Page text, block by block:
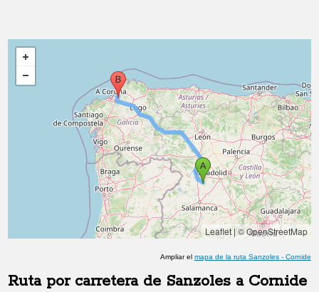
Leaflet|© OpenStreetMap
Ampliar el mapa de la ruta Sanzoles- Cornide
Ruta por carretera de Sanzoles a Cornide